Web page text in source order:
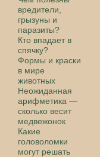
вредители,
грызуны и
паразиты?
Кто впадает в
спячку?
Формы и краски
в мире
животных
Неожиданная
арифметика —
сколько весит
медвежонок
Какие
головоломки
могут решать